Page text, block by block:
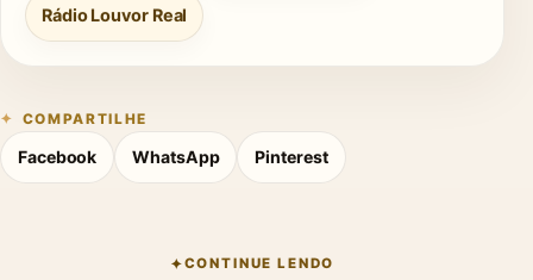
Rádio Louvor Real
COMPARTILHE
Facebook WhatsApp Pinterest
CONTINUE LENDO